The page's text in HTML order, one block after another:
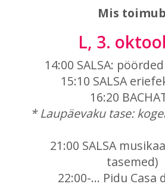
Mis
L, 3.
14:00 SALSA:
15:10 SALSA
16:20
* Laupäevaku tase:
21:00 SALSA
tasemed)
22:00-... Pidu Casa